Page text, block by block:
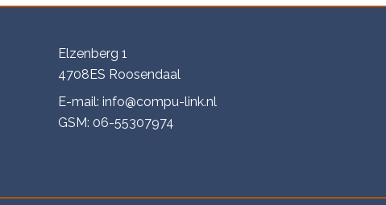
Elzenberg 1
4708ES Roosendaal
E-mail: info@compu-link.nl
GSM: 06-55307974